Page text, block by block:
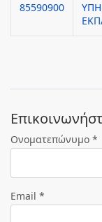
85590900
Ονοματεπώνυμο *
Email *